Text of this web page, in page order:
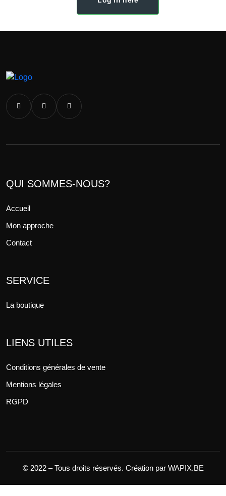
QUI SOMMES-NOUS?
Accueil
Mon approche
Contact
SERVICE
La boutique
LIENS UTILES
Conditions générales de vente
Mentions légales
RGPD
©️ 2022 – Tous droits réservés. Création par WAPIX.BE